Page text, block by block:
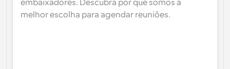
embaixadores. Descubra por que somos a
melhor escolha para agendar reuniões.